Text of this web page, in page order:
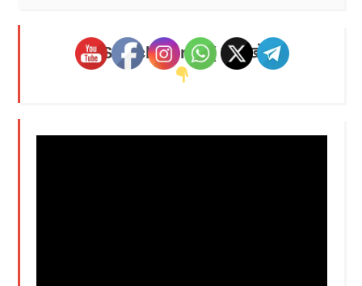
Search Here - ( यहाँ खोजें )